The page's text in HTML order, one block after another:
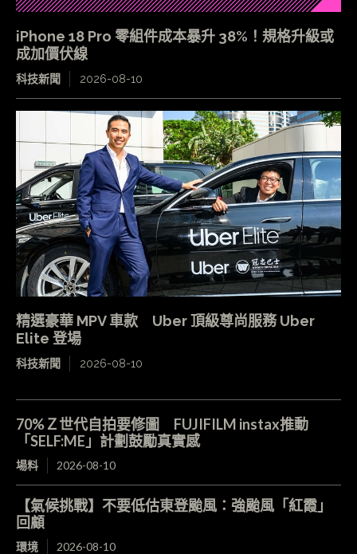
iPhone 18 Pro 零組件成本暴升 38%！規格升級或
成加價伏線
科技新聞 2026-08-10
精選豪華 MPV 車款 Uber 頂級尊尚服務 Uber
Elite 登場
科技新聞 2026-08-10
70%Ｚ世代自拍要修圖 FUJIFILM instax推動
「SELF:ME」計劃鼓勵真實感
場料 2026-08-10
【氣候挑戰】不要低估東登颱風：強颱風「紅霞」
回顧
環境 2026-08-10